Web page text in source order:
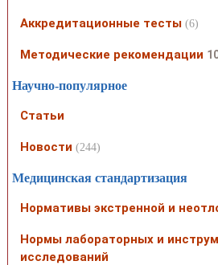
Аккредитационные тесты (6)
Методические рекомендации
Научно-популярное
Статьи
Новости (244)
Медицинская стандартизация
Нормативы экстренной и
Нормы лабораторных и
исследований